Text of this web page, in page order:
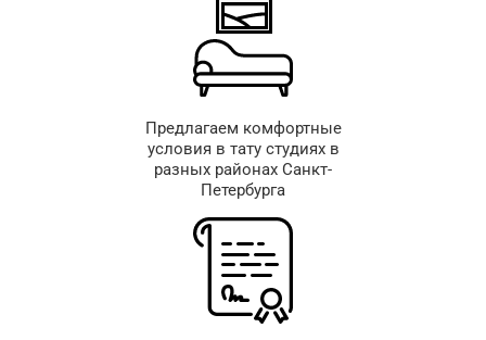
Предлагаем комфортные
условия в тату студиях в
разных районах Санкт-
Петербурга